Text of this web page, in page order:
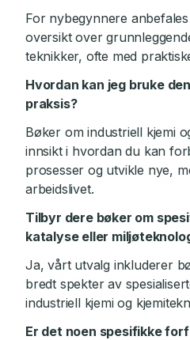
For nybegynnere
oversikt over
teknikker, ofte med
Hvordan kan jeg bruke
praksis?
Bøker om industriell kjemi
innsikt i hvordan du kan
prosesser og utvikle nye,
arbeidslivet.
Tilbyr dere bøker om
katalyse eller
Ja, vårt utvalg inkluderer
bredt spekter av
industriell kjemi og
Er det noen spesifikke